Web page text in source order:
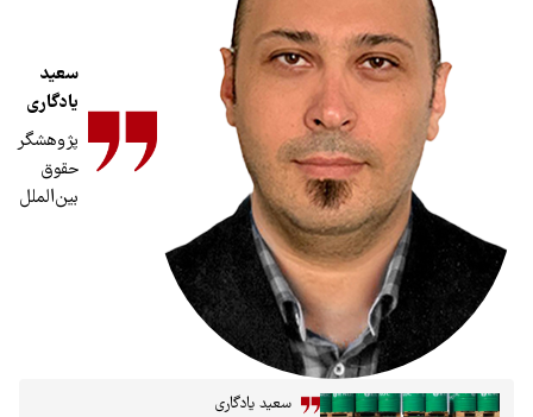
سعید
یادگاری
پژوهشگر
حقوق
بین‌الملل
سعید یادگاری